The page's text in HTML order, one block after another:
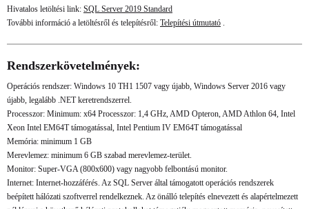
Hivatalos letöltési link: SQL Server 2019 Standard
További információ a letöltésről és telepítésről: Telepítési útmutató
Rendszerkövetelmények:
Operációs rendszer: Windows 10 TH1 1507 vagy újabb, Windows Server 2016 vagy
újabb, legalább .NET keretrendszerrel.
Processzor: Minimum: x64 Processzor: 1,4 GHz, AMD Opteron, AMD Athlon 64, Intel
Xeon Intel EM64T támogatással, Intel Pentium IV EM64T támogatással
Memória: minimum 1 GB
Merevlemez: minimum 6 GB szabad merevlemez-terület.
Monitor: Super-VGA (800x600) vagy nagyobb felbontású monitor.
Internet: Internet-hozzáférés. Az SQL Server által támogatott operációs rendszerek
beépített hálózati szoftverrel rendelkeznek. Az önálló telepítés elnevezett és alapértelmezett